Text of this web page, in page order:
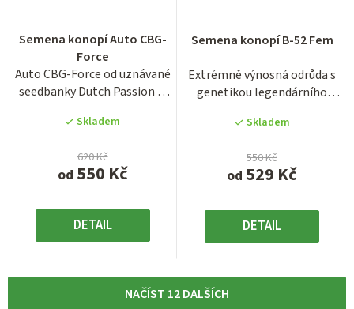
Semena konopí Auto CBG-
Force
Auto CBG-Force od uznávané
seedbanky Dutch Passion je
Skladem
od 550 Kč
620 Kč
DETAIL
produktu
je
3,4
z
hvězdiček.
Semena konopí B-52 Fem
Extrémně výnosná odrůda s
genetikou legendárního
Skladem
od 529 Kč
550 Kč
DETAIL
produktu
3,8
z
hvězdiček.
NAČÍST 12 DALŠÍCH